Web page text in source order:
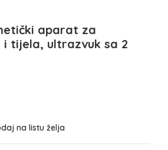
aparat za
tijela, ultrazvuk sa 2
na listu želja